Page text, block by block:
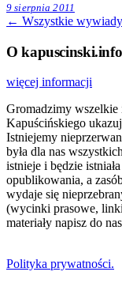
9 sierpnia 2011
← Wszystkie wywiady
O kapuscinski.info
więcej informacji
Gromadzimy wszelkie
Kapuścińskiego
Istniejemy
była dla nas
istnieje i będzie
opublikowania, a
wydaje się
(wycinki prasowe,
materiały napisz do
Polityka prywatności.